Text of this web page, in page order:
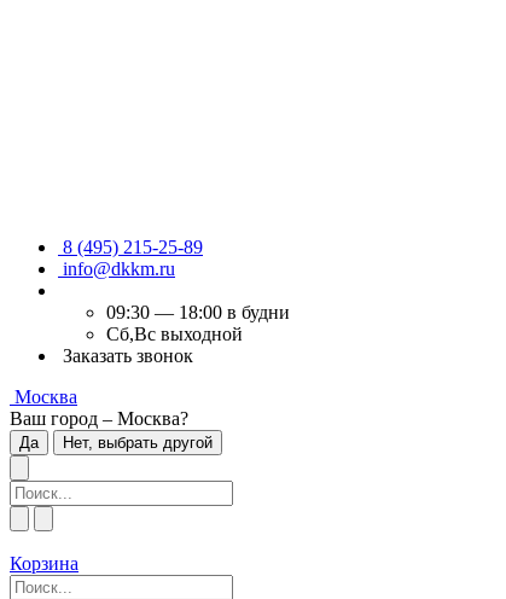
8 (495) 215-25-89
info@dkkm.ru
09:30 — 18:00 в будни
Сб,Вс выходной
Заказать звонок
Москва
Ваш город – Москва?
Да Нет, выбрать другой
Корзина